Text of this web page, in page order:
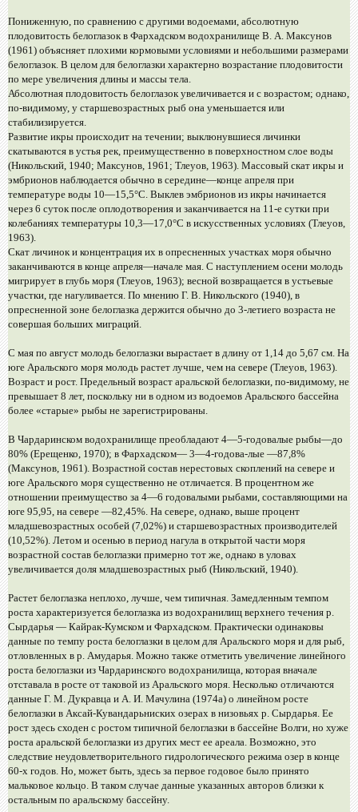
Пониженную, по сравнению с другими водоемами, абсолютную
плодовитость белоглазок в Фархадском водохранилище В. А. Максунов
(1961) объясняет плохими кормовыми условиями и небольшими размерами
белоглазок. В целом для белоглазки характерно возрастание плодовитости
по мере увеличения длины и массы тела.
Абсолютная плодовитость белоглазок увеличивается и с возрастом; однако,
по-видимому, у старшевозрастных рыб она уменьшается или
стабилизируется.
Развитие икры происходит на течении; выклюнувшиеся личинки
скатываются в устья рек, преимущественно в поверхностном слое воды
(Никольский, 1940; Максунов, 1961; Тлеуов, 1963). Массовый скат икры и
эмбрионов наблюдается обычно в середине—конце апреля при
температуре воды 10—15,5°С. Выклев эмбрионов из икры начинается
через 6 суток после оплодотворения и заканчивается на 11-е сутки при
колебаниях температуры 10,3—17,0°С в искусственных условиях (Тлеуов,
1963).
Скат личинок и концентрация их в опресненных участках моря обычно
заканчиваются в конце апреля—начале мая. С наступлением осени молодь
мигрирует в глубь моря (Тлеуов, 1963); весной возвращается в устьевые
участки, где нагуливается. По мнению Г. В. Никольского (1940), в
опресненной зоне белоглазка держится обычно до 3-летиего возраста не
совершая больших миграций.
С мая по август молодь белоглазки вырастает в длину от 1,14 до 5,67 см. На
юге Аральского моря молодь растет лучше, чем на севере (Тлеуов, 1963).
Возраст и рост. Предельный возраст аральской белоглазки, по-видимому, не
превышает 8 лет, поскольку ни в одном из водоемов Аральского бассейна
более «старые» рыбы не зарегистрированы.
В Чардаринском водохранилище преобладают 4—5-годовалые рыбы—до
80% (Ерещенко, 1970); в Фархадском— 3—4-годова-лые —87,8%
(Максунов, 1961). Возрастной состав нерестовых скоплений на севере и
юге Аральского моря существенно не отличается. В процентном же
отношении преимущество за 4—6 годовалыми рыбами, составляющими на
юге 95,95, на севере —82,45%. На севере, однако, выше процент
младшевозрастных особей (7,02%) и старшевозрастных производителей
(10,52%). Летом и осенью в период нагула в открытой части моря
возрастной состав белоглазки примерно тот же, однако в уловах
увеличивается доля младшевозрастных рыб (Никольский, 1940).
Растет белоглазка неплохо, лучше, чем типичная. Замедленным темпом
роста характеризуется белоглазка из водохранилищ верхнего течения р.
Сырдарья — Кайрак-Кумском и Фархадском. Практически одинаковы
данные по темпу роста белоглазки в целом для Аральского моря и для рыб,
отловленных в р. Амударья. Можно также отметить увеличение линейного
роста белоглазки из Чардаринского водохранилища, которая вначале
отставала в росте от таковой из Аральского моря. Несколько отличаются
данные Г. М. Дукравца и А. И. Мачулина (1974а) о линейном росте
белоглазки в Аксай-Кувандарьниских озерах в низовьях р. Сырдарья. Ее
рост здесь сходен с ростом типичной белоглазки в бассейне Волги, но хуже
роста аральской белоглазки из других мест ее ареала. Возможно, это
следствие неудовлетворительного гидрологического режима озер в конце
60-х годов. Но, может быть, здесь за первое годовое было принято
мальковое кольцо. В таком случае данные указанных авторов близки к
остальным по аральскому бассейну.